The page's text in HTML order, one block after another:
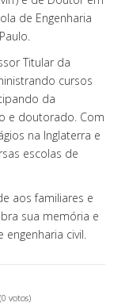
de Engenharia
Titular da
cursos
da
e doutorado. Com
na Inglaterra e
escolas de
aos familiares e
sua memória e
civil.
(0 votos)